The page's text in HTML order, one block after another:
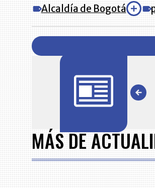
Alcaldía de Bogotá
en su correo electrónico las noticias seleccionadas por nuestro
MÁS DE